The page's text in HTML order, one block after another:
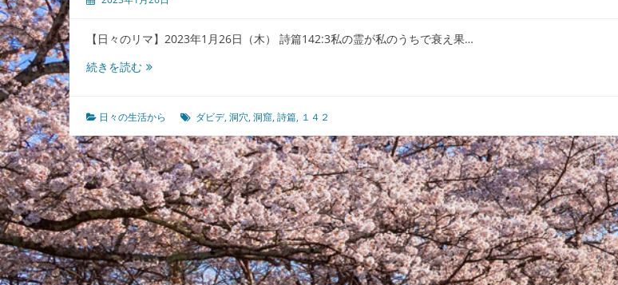
【日々のリマ】2023年1月26日（木） 詩篇142:3私の霊が私のうちで衰え果…
続きを読む洞
祈
る
ダ
ビ
デ
日々の生活から ダビデ,洞穴,洞窟,詩篇, １４２